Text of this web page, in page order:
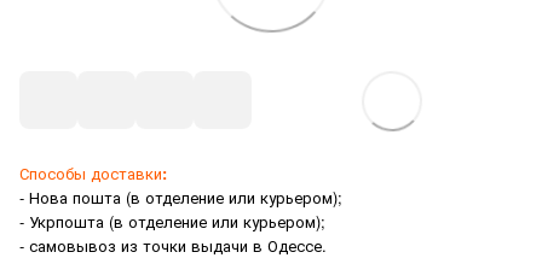
Способы доставки:
- Нова пошта (в отделение или курьером);
- Укрпошта (в отделение или курьером);
- самовывоз из точки выдачи в Одессе.